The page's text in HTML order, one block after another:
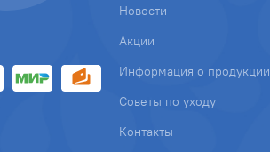
Новости
Акции
Информация о продукции
Советы по уходу
Контакты